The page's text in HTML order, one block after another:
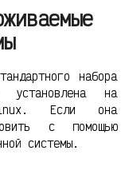
набора
на
Linux. Если она
с помощью
системы.